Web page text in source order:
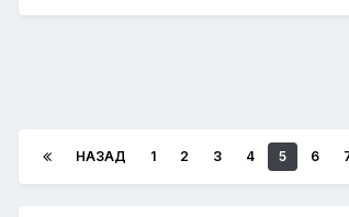
НАЗАД 1 2 3 4 5 6